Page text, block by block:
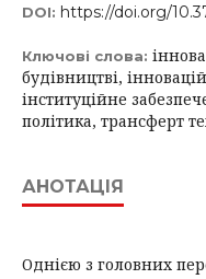
DOI: https://doi.org/
Ключові слова:
будівництві,
інституційне
політика, трансферт
АНОТАЦІЯ
Однією з головних